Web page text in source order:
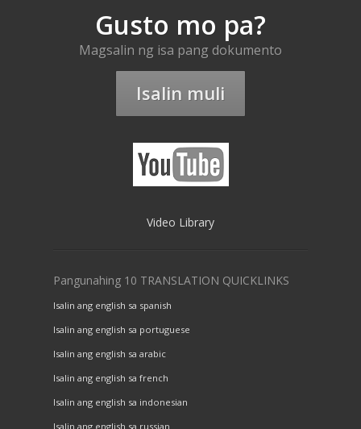
Gusto mo pa?
Magsalin ng isa pang dokumento
Isalin muli
Video Library
Pangunahing 10 TRANSLATION QUICKLINKS
Isalin ang english sa spanish
Isalin ang english sa portuguese
Isalin ang english sa arabic
Isalin ang english sa french
Isalin ang english sa indonesian
Isalin ang english sa russian